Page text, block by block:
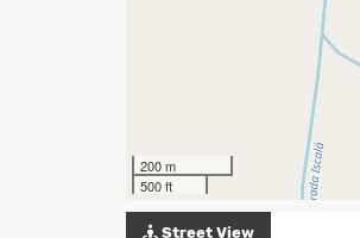
200 m
500 ft
Street View